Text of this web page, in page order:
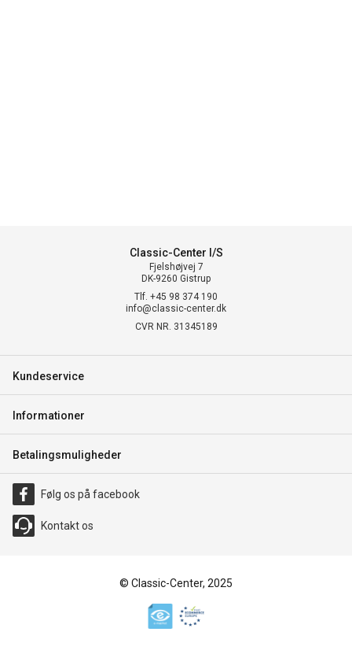
Classic-Center I/S
Fjelshøjvej 7
DK-9260 Gistrup
Tlf. +45 98 374 190
info@classic-center.dk
CVR NR. 31345189
Kundeservice
Informationer
Betalingsmuligheder
Følg os på facebook
Kontakt os
© Classic-Center, 2025